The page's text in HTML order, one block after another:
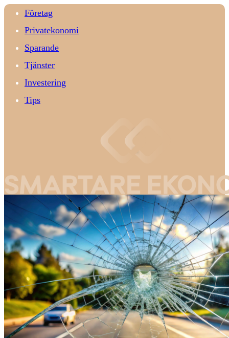
Företag
Privatekonomi
Sparande
Tjänster
Investering
Tips